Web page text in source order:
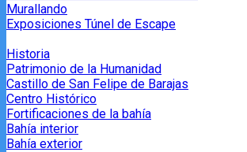
Murallando
Exposiciones Túnel de Escape
Historia
Patrimonio de la Humanidad
Castillo de San Felipe de Barajas
Centro Histórico
Fortificaciones de la bahía
Bahía interior
Bahía exterior